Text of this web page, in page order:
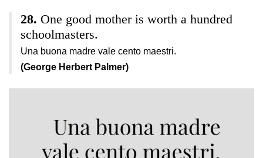
One good mother is worth a hundred
schoolmasters.
Una buona madre vale cento maestri.
(George Herbert Palmer)